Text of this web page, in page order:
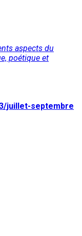
aspects du
poétique et
juillet-septembre